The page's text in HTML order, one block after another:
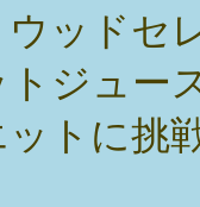
ッドセ
トジュー
トに挑